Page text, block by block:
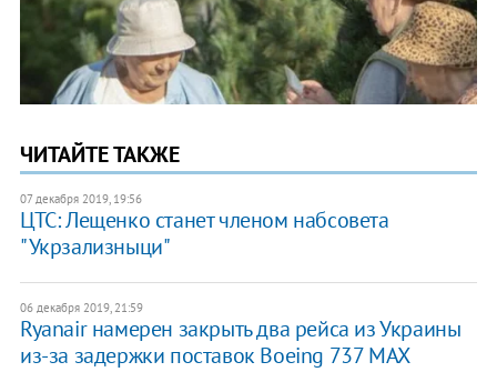
ЧИТАЙТЕ ТАКЖЕ
07 декабря 2019, 19:56
ЦТС: Лещенко станет членом набсовета
"Укрзализныци"
06 декабря 2019, 21:59
Ryanair намерен закрыть два рейса из Украины
из-за задержки поставок Boeing 737 MAX